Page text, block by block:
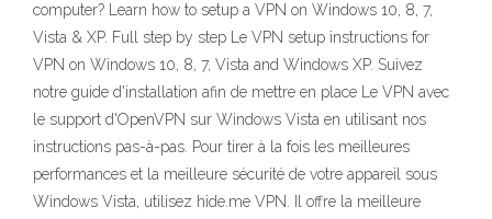
computer? Learn how to setup a VPN on Windows 10, 8, 7,
Vista & XP. Full step by step Le VPN setup instructions for
VPN on Windows 10, 8, 7, Vista and Windows XP. Suivez
notre guide d'installation afin de mettre en place Le VPN avec
le support d'OpenVPN sur Windows Vista en utilisant nos
instructions pas-à-pas. Pour tirer à la fois les meilleures
performances et la meilleure sécurité de votre appareil sous
Windows Vista, utilisez hide.me VPN. Il offre la meilleure